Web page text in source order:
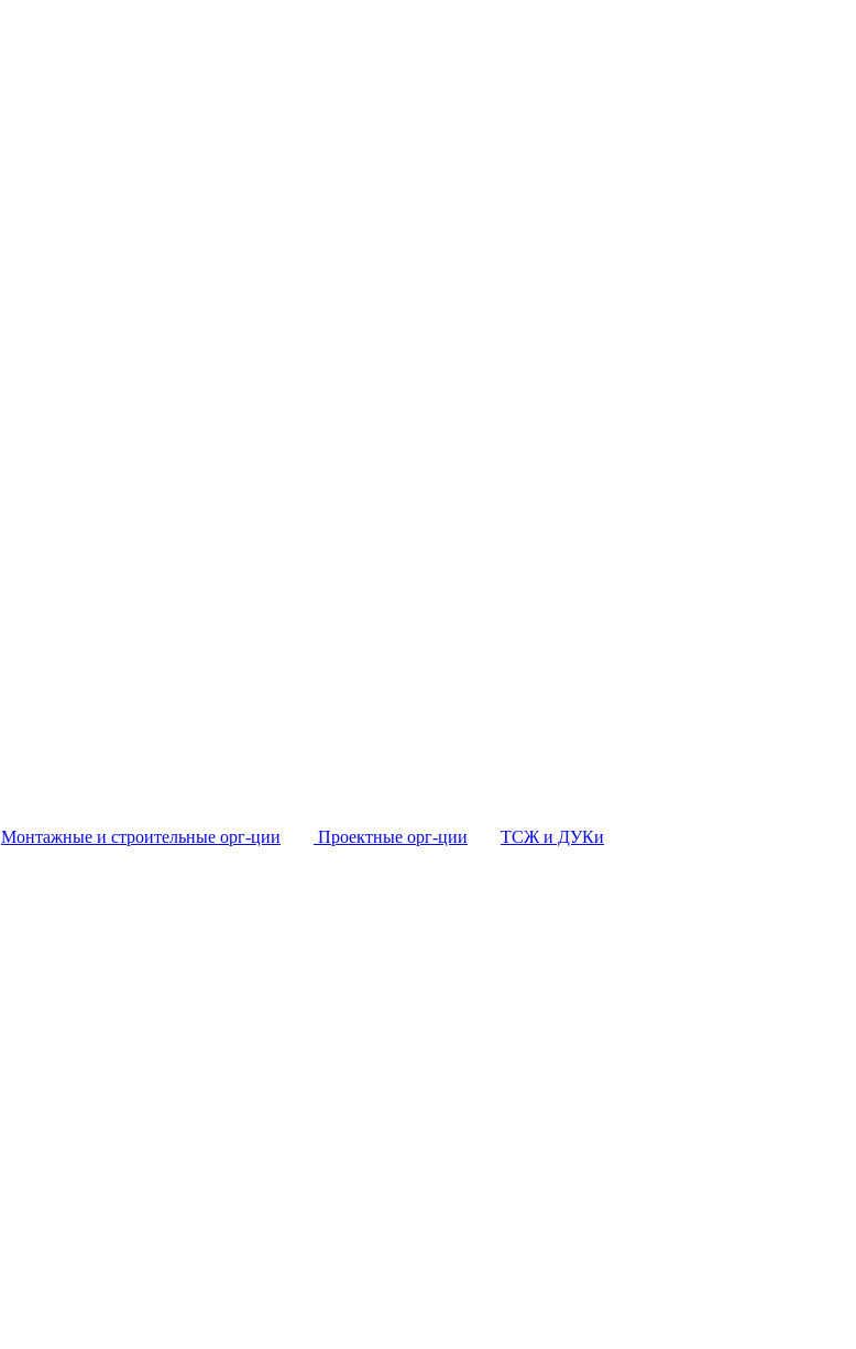
Монтажные и строительные орг-ции Проектные орг-ции ТСЖ и ДУКи